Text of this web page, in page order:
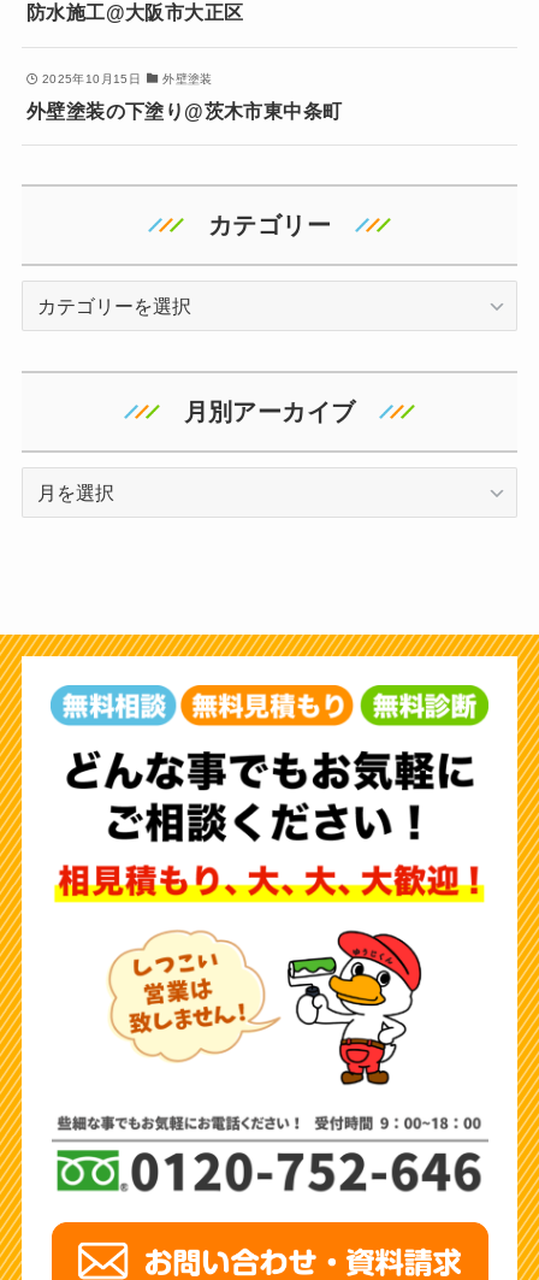
防水施工@大阪市大正区
2025年10月15日 外壁塗装
外壁塗装の下塗り@茨木市東中条町
カテゴリー
月別アーカイブ